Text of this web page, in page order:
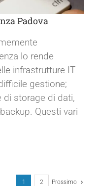
Padova
Padova
lo rende
infrastrutture IT
gestione;
di storage di dati,
Questi vari
1 2 Prossimo